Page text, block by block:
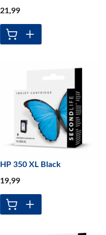
21,99
HP 350 XL Black
19,99